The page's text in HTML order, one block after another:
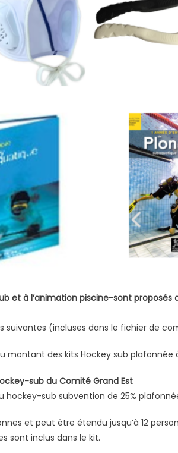
et à l’animation piscine-sont proposés
suivantes (incluses dans le fichier de
montant des kits Hockey sub plafonnée
sub du Comité Grand Est
hockey-sub subvention de 25%
et peut être étendu jusqu’à 12
sont inclus dans le kit.